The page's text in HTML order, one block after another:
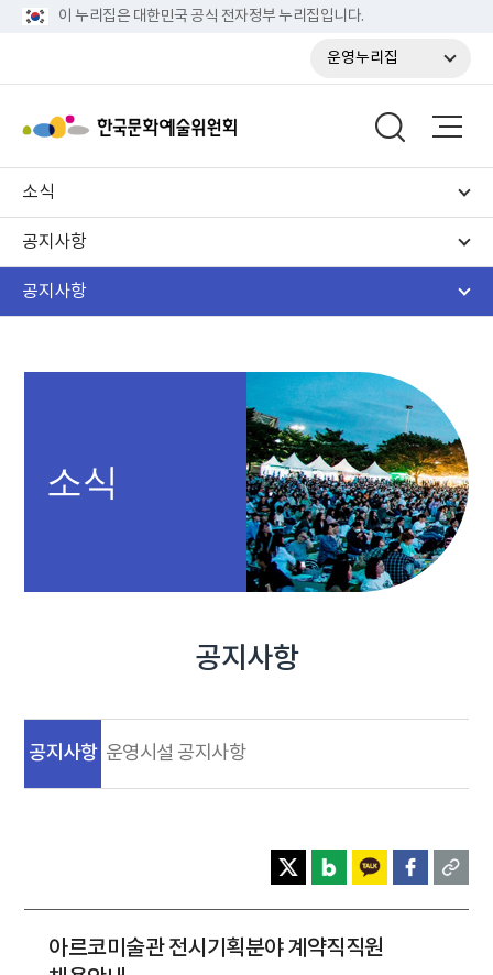
이 누리집은 대한민국 공식 전자정부 누리집입니다.
운영누리집
소식
공지사항
공지사항
소식
공지사항
공지사항 운영시설 공지사항
아르코미술관 전시기획분야 계약직직원